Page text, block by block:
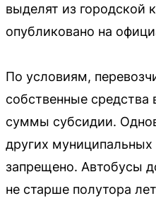
выделят из городской
опубликовано на
По условиям,
собственные средства
суммы субсидии.
других муниципальных
запрещено. Автобусы
не старше полутора